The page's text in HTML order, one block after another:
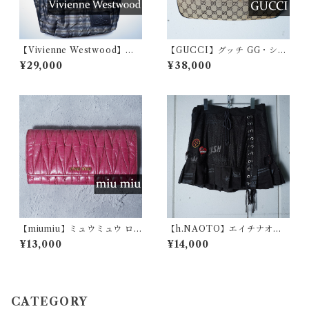
【Vivienne Westwood】ヴ
ィヴィアンウエストウッド オ
ーブモチーフナイロンショル
¥29,000
【GUCCI】グッチ GG・シェ
リーラインキャンバス・レザ
ーショルダーバッグ beige&
¥38,000
【miumiu】ミュウミュウ ロ
ゴ入 マテラッセレザーロン
グウォレット pink
¥13,000
【h.NAOTO】エイチナオト
"Gothic Archive" レースアッ
プフリルレイヤードミニスカ
¥14,000
CATEGORY